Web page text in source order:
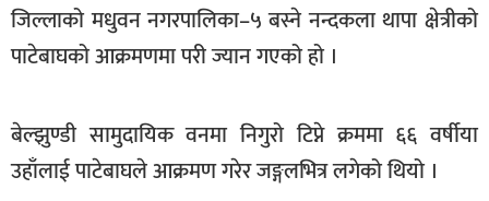
खेलकुद
मनोरञ्जन
/
भिडियो
जिल्लाको मधुवन नगरपालिका–५ बस्ने नन्दकला थापा क्षेत्रीको
पाटेबाघको आक्रमणमा परी ज्यान गएको हो ।
बेल्झुण्डी सामुदायिक वनमा निगुरो टिप्ने क्रममा ६६ वर्षीया
उहाँलाई पाटेबाघले आक्रमण गरेर जङ्गलभित्र लगेको थियो ।